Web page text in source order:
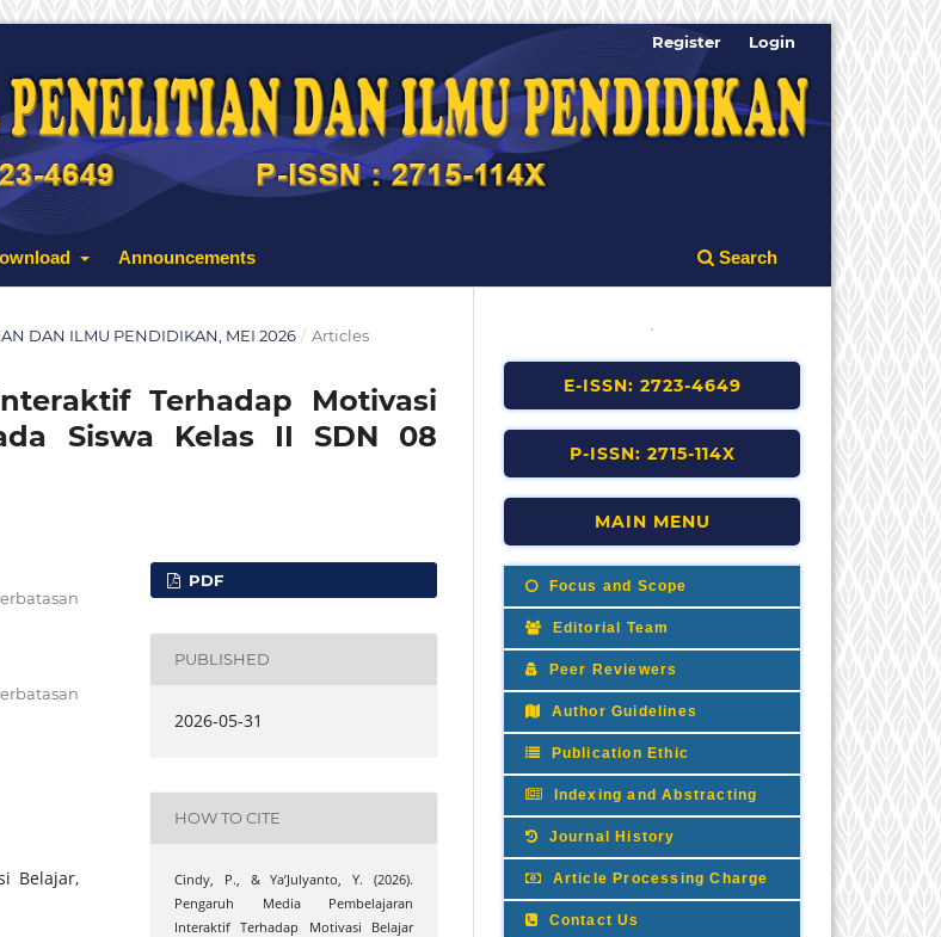
Announcements Search
Register Login
DAN ILMU PENDIDIKAN, MEI 2026 / Articles
Terhadap Motivasi
Siswa Kelas II SDN 08
Belajar,
PDF
PUBLISHED
2026-05-31
HOW TO CITE
Cindy, P., & Ya’Julyanto, Y. (2026).
Pengaruh Media Pembelajaran
Interaktif Terhadap Motivasi Belajar
E-ISSN: 2723-4649
P-ISSN: 2715-114X
MAIN MENU
Focus and Scope
Editorial Team
Peer Reviewers
Author Guidelines
Publication Ethic
Indexing and Abstracting
Journal History
Article Processing Charge
Contact Us